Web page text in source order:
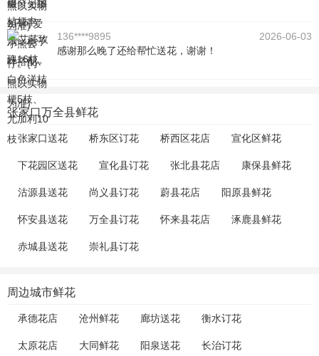
136****9895
2026-06-03
感谢那么晚了还给帮忙送花，谢谢！
张家口万全县鲜花
张家口送花 桥东区订花 桥西区花店 宣化区鲜花
下花园区送花 宣化县订花 张北县花店 康保县鲜花
沽源县送花 尚义县订花 蔚县花店 阳原县鲜花
怀安县送花 万全县订花 怀来县花店 涿鹿县鲜花
赤城县送花 崇礼县订花
周边城市鲜花
承德花店 沧州鲜花 廊坊送花 衡水订花
太原花店 大同鲜花 阳泉送花 长治订花